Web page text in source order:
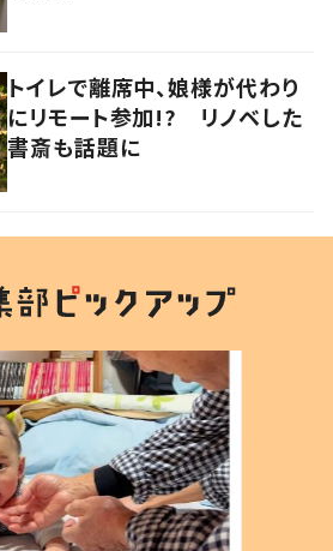
トイレで離席中、娘様が代わり
にリモート参加!? リノベした
書斎も話題に